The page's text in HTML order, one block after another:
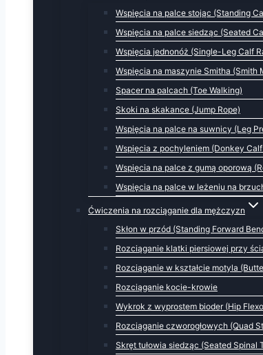
Wspięcia na palce stojąc (Standing
Wspięcia na palce siedząc (Seated
Wspięcia jednonóż (Single-Leg Calf
Wspięcia na maszynie Smitha (Smith
Spacer na palcach (Toe Walking)
Skoki na skakance (Jump Rope)
Wspięcia na palce na suwnicy (Leg
Wspięcia z pochyleniem (Donkey Calf
Wspięcia na palce z gumą oporową
Wspięcia na palce w leżeniu na
Ćwiczenia na rozciąganie dla mężczyzn
Skłon w przód (Standing Forward
Rozciąganie klatki piersiowej przy
Rozciąganie w kształcie motyla
Rozciąganie kocie-krowie
Wykrok z wyprostem bioder (Hip
Rozciąganie czworogłowych (Quad
Skręt tułowia siedząc (Seated Spinal